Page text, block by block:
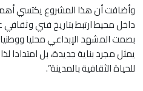
وأضافت أن هذا المشروع يكتسي
داخل محيط ارتبط بتاريخ فني
بصمت المشهد الإبداعي محليا
يمثل مجرد بناية جديدة، بل امتدادا
للحياة الثقافية بالمدينة”.